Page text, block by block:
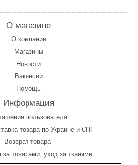
О магазине
О компании
Магазины
Новости
Вакансии
Помощь
Информация
пользователя
товара по Украине и СНГ
Возврат товара
за товарами, уход за тканями